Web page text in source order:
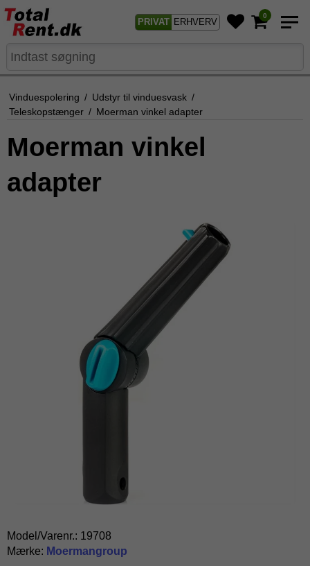
PRIVAT ERHVERV
0
Vinduespolering / Udstyr til vinduesvask /
Teleskopstænger / Moerman vinkel adapter
Moerman vinkel
adapter
Model/Varenr.: 19708
Mærke: Moermangroup